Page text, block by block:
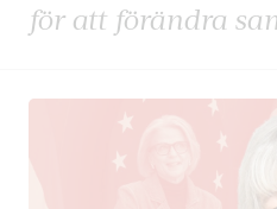
för att förändra